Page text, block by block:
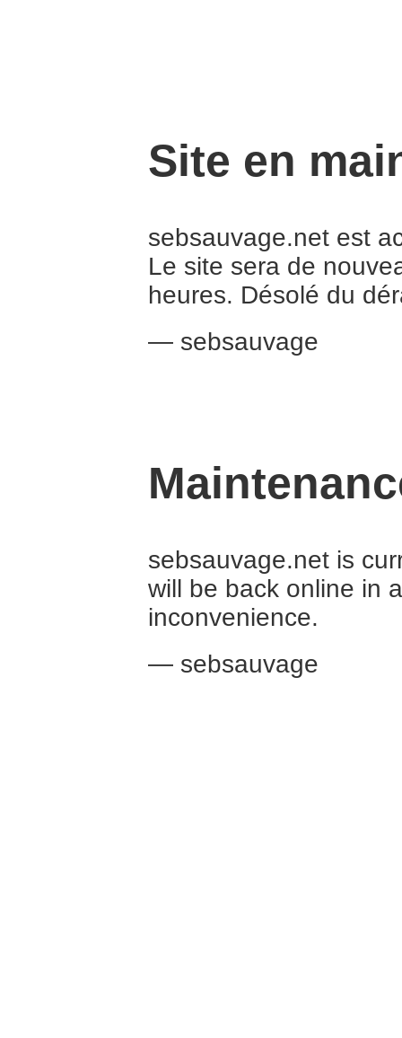
Site en
sebsauvage.net est
Le site sera de
heures. Désolé du
— sebsauvage
sebsauvage.net is
will be back online in
inconvenience.
— sebsauvage